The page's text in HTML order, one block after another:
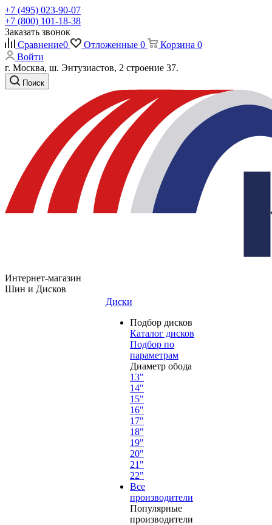
+7 (495) 023-90-07
+7 (800) 101-18-38
Заказать звонок
Сравнение0 Отложенные 0 Корзина 0
Войти
г. Москва, ш. Энтузиастов, 2 строение 37.
Поиск
Интернет-магазин
Шин и Дисков
Диски
Подбор дисков
Каталог дисков
Подбор по
параметрам
Диаметр обода
13"
14"
15"
16"
17"
18"
19"
20"
21"
22"
Все
производители
Популярные
производители